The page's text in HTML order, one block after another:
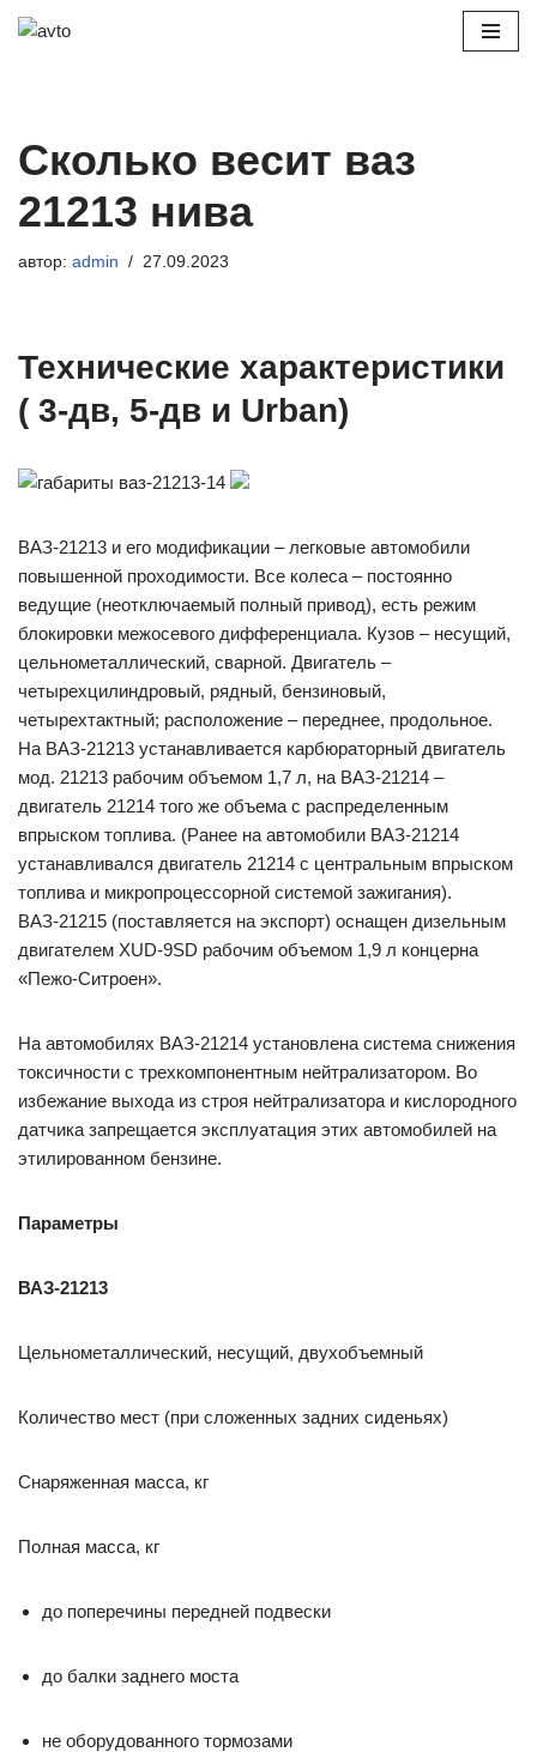
Сколько весит ваз
21213 нива
автор: admin 27.09.2023
Технические характеристики
( 3-дв, 5-дв и Urban)
ВАЗ-21213 и его модификации – легковые автомобили
повышенной проходимости. Все колеса – постоянно
ведущие (неотключаемый полный привод), есть режим
блокировки межосевого дифференциала. Кузов – несущий,
цельнометаллический, сварной. Двигатель –
четырехцилиндровый, рядный, бензиновый,
четырехтактный; расположение – переднее, продольное.
На ВАЗ-21213 устанавливается карбюраторный двигатель
мод. 21213 рабочим объемом 1,7 л, на ВАЗ-21214 –
двигатель 21214 того же объема с распределенным
впрыском топлива. (Ранее на автомобили ВАЗ-21214
устанавливался двигатель 21214 с центральным впрыском
топлива и микропроцессорной системой зажигания).
ВАЗ-21215 (поставляется на экспорт) оснащен дизельным
двигателем XUD-9SD рабочим объемом 1,9 л концерна
«Пежо-Ситроен».
На автомобилях ВАЗ-21214 установлена система снижения
токсичности с трехкомпонентным нейтрализатором. Во
избежание выхода из строя нейтрализатора и кислородного
датчика запрещается эксплуатация этих автомобилей на
этилированном бензине.
Параметры
ВАЗ-21213
Цельнометаллический, несущий, двухобъемный
Количество мест (при сложенных задних сиденьях)
Снаряженная масса, кг
Полная масса, кг
до поперечины передней подвески
до балки заднего моста
не оборудованного тормозами